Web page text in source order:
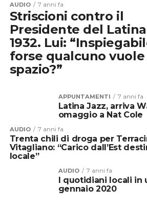
AUDIO 7 anni fa
Striscioni contro il
Presidente del
1932. Lui:
forse qualcuno vuole
spazio?”
APPUNTAMENTI 7 anni fa
Latina Jazz, arriva
omaggio a Nat Cole
AUDIO 7 anni fa
Trenta chili di droga per
Vitagliano: “Carico dall’Est
locale”
AUDIO 7 anni fa
I quotidiani locali in
gennaio 2020